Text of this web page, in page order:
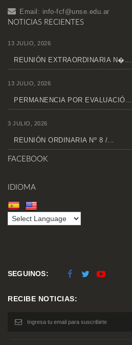
Email: info-fcf@unse.edu.ar
NOTICIAS RECIENTES
13 JULIO, 2026
REUNIÓN EXTRAORDINARIA N�...
13 JULIO, 2026
PERMANENCIA POR EVALUACIÓ...
3 JULIO, 2026
REUNIÓN ORDINARIA Nº 8 /...
FACEBOOK
IDIOMA
SEGUINOS:
RECIBE NOTICIAS: